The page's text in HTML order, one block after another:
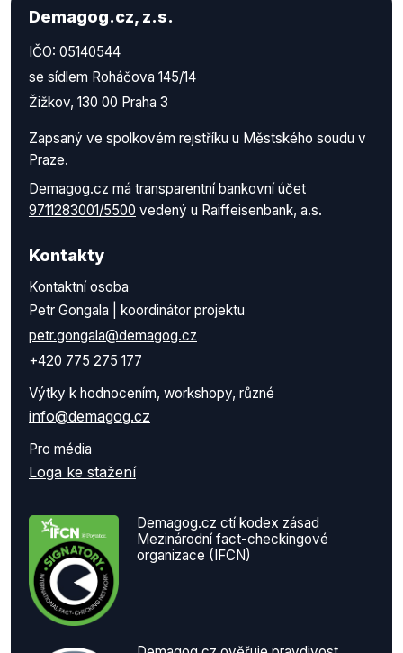
Demagog.cz, z.s.
IČO: 05140544
se sídlem Roháčova 145/14
Žižkov, 130 00 Praha 3
Zapsaný ve spolkovém rejstříku u Městského soudu v
Praze.
Demagog.cz má transparentní bankovní účet
9711283001/5500 vedený u Raiffeisenbank, a.s.
Kontakty
Kontaktní osoba
Petr Gongala | koordinátor projektu
petr.gongala@demagog.cz
+420 775 275 177
Výtky k hodnocením, workshopy, různé
info@demagog.cz
Pro média
Loga ke stažení
Demagog.cz ctí kodex zásad
Mezinárodní fact-checkingové
organizace (IFCN)